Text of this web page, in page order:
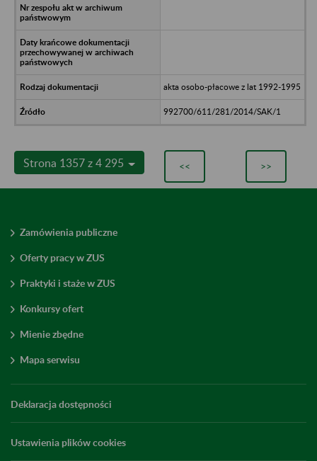
akta osobo-płacowe z lat 1992-1995
992700/611/281/2014/SAK/1
Strona 1357 z 4 295 << >>
Zamówienia publiczne
Oferty pracy w ZUS
Praktyki i staże w ZUS
Konkursy ofert
Mienie zbędne
Mapa serwisu
Deklaracja dostępności
Ustawienia plików cookies